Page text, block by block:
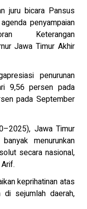
juru bicara Pansus
penyampaian
Keterangan
Jawa Timur Akhir
penurunan
9,56 persen pada
pada September
Jawa Timur
menurunkan
secara nasional,
keprihatinan atas
di sejumlah daerah,